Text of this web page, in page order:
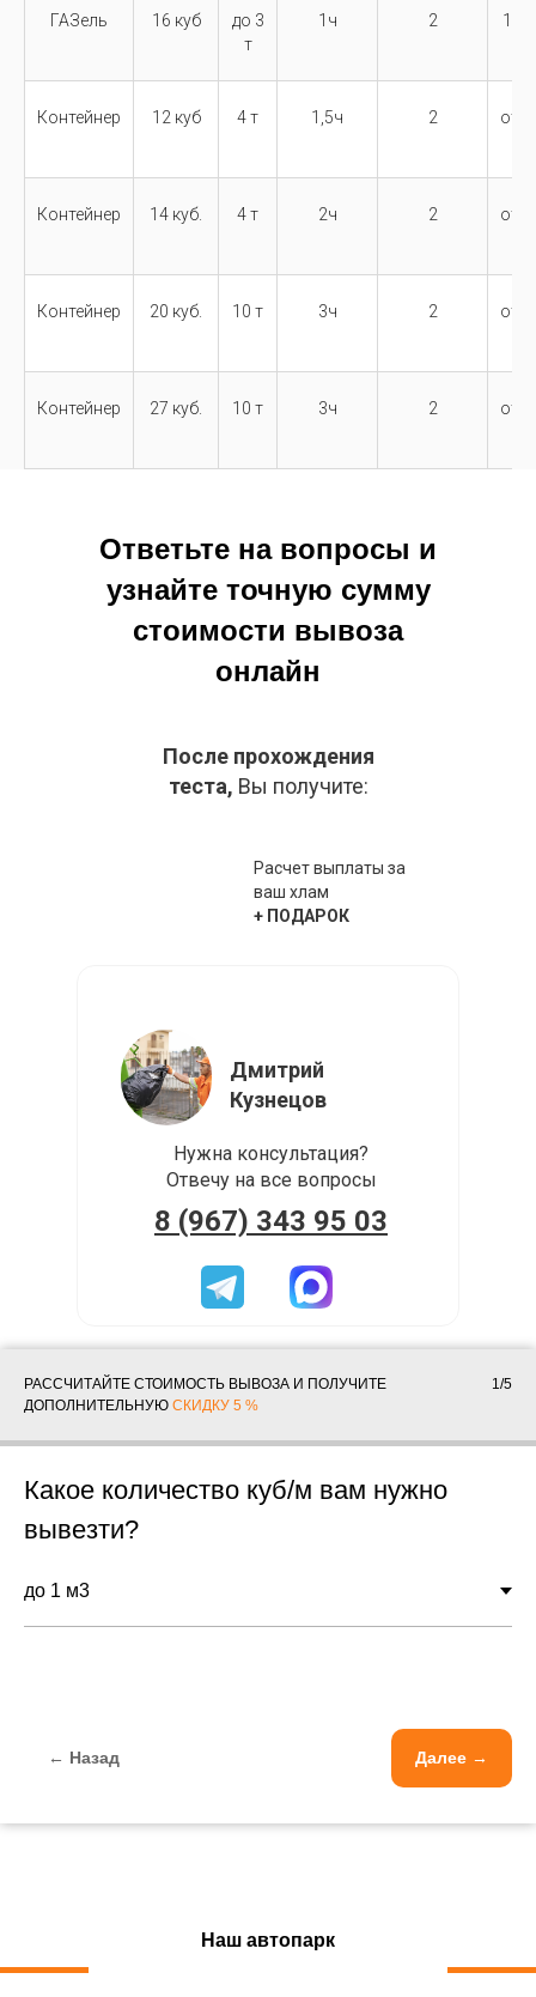
ГАЗель 16 куб
до 3
т
1ч 2 14
Контейнер 12 куб 4 т 1,5ч 2
от
Контейнер 14 куб. 4 т 2ч 2
от
Контейнер 20 куб. 10 т 3ч 2
от
Контейнер 27 куб. 10 т 3ч 2
от
После прохождения
теста, Вы получите:
Нужна консультация?
Отвечу на все вопросы
Ответьте на вопросы и
узнайте точную сумму
стоимости вывоза
онлайн
Дмитрий
Кузнецов
Расчет выплаты за
ваш хлам
+ ПОДАРОК
8 (967) 343 95 03
РАССЧИТАЙТЕ СТОИМОСТЬ ВЫВОЗА И ПОЛУЧИТЕ
ДОПОЛНИТЕЛЬНУЮ СКИДКУ 5 %
1/5
Какое количество куб/м вам нужно
вывезти?
← Назад Далее →
Наш автопарк